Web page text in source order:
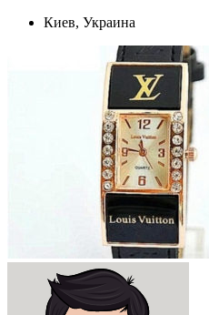
Киев, Украина